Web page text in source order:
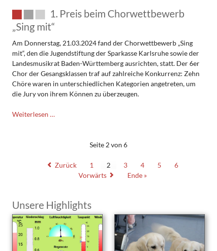
1. Preis beim Chorwettbewerb
„Sing mit“
Am Donnerstag, 21.03.2024 fand der Chorwettbewerb „Sing
mit“, den die Jugendstiftung der Sparkasse Karlsruhe sowie der
Landesmusikrat Baden-Württemberg ausrichten, statt. Der 6er
Chor der Gesangsklassen traf auf zahlreiche Konkurrenz: Zehn
Chöre waren in unterschiedlichen Kategorien angetreten, um
die Jury von ihrem Können zu überzeugen.
Weiterlesen …
Chorwettbewerb
mit“
Seite 2 von 6
Zurück 1 2 3 4 5
6
Vorwärts
Ende »
Unsere Highlights